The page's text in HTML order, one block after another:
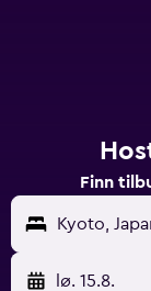
Finn
Kyoto,
lø. 15.8.